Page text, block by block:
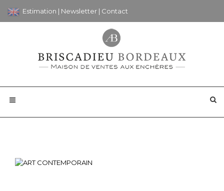
Estimation | Newsletter | Contact